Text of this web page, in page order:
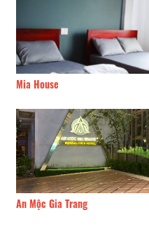
Mia House
An Mộc Gia Trang